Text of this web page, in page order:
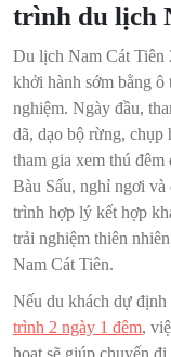
trình du lịch
Du lịch Nam Cát Tiên
khởi hành sớm bằng
nghiệm. Ngày đầu,
dã, dạo bộ rừng, chụp
tham gia xem thú
Bàu Sấu, nghỉ ngơi
trình hợp lý kết hợp
trải nghiệm thiên
Nam Cát Tiên.
Nếu du khách dự định
trình 2 ngày 1 đêm,